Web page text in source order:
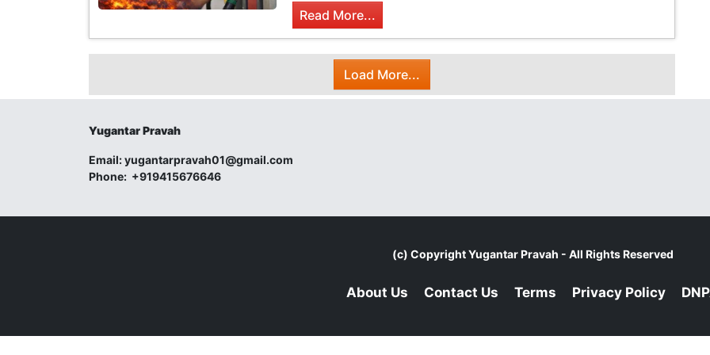
Read More...
Load More...
Yugantar Pravah
Email:yugantarpravah01@gmail.com
Phone: +919415676646
(c) CopyrightYugantar Pravah - All Rights Reserved
About Us Contact Us Terms Privacy Policy